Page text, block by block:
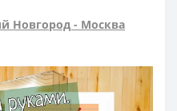
Новгород - Москва